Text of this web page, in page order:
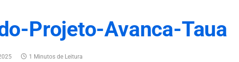
Projeto-Avanca-Taua
1 Minutos de Leitura